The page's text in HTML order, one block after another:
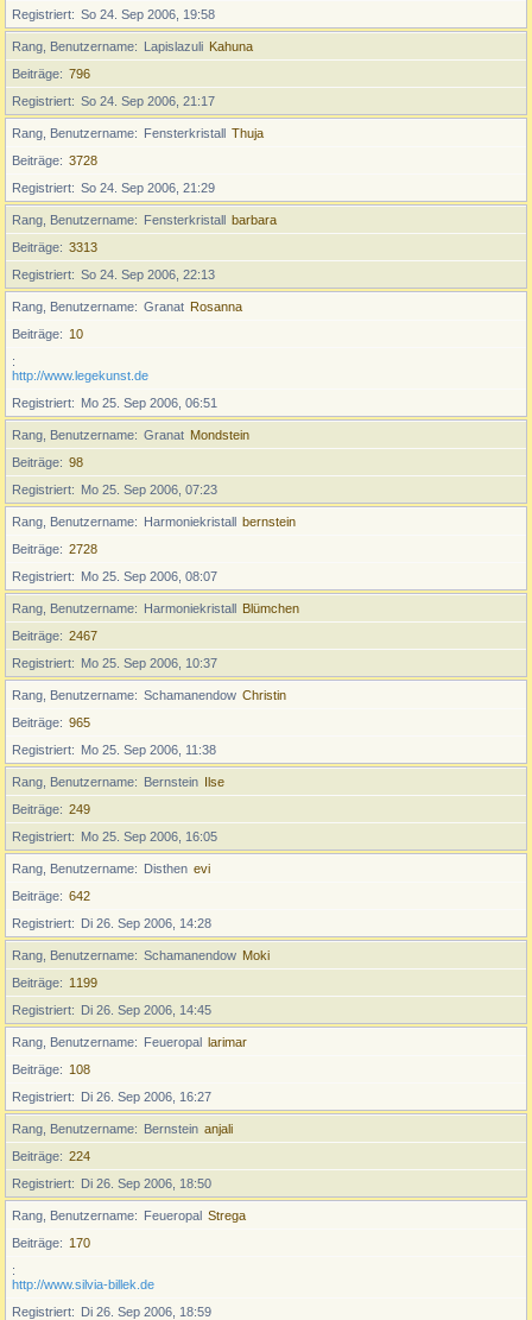
Registriert
So 24. Sep 2006, 19:58
Rang, Benutzername Lapislazuli Kahuna
Beiträge
796
Registriert
So 24. Sep 2006, 21:17
Rang, Benutzername Fensterkristall Thuja
Beiträge
3728
Registriert
So 24. Sep 2006, 21:29
Rang, Benutzername Fensterkristall barbara
Beiträge
3313
Registriert
So 24. Sep 2006, 22:13
Rang, Benutzername Granat Rosanna
Beiträge
10
http://www.legekunst.de
Registriert
Mo 25. Sep 2006, 06:51
Rang, Benutzername Granat Mondstein
Beiträge
98
Registriert
Mo 25. Sep 2006, 07:23
Rang, Benutzername Harmoniekristall bernstein
Beiträge
2728
Registriert
Mo 25. Sep 2006, 08:07
Rang, Benutzername Harmoniekristall Blümchen
Beiträge
2467
Registriert
Mo 25. Sep 2006, 10:37
Rang, Benutzername Schamanendow Christin
Beiträge
965
Registriert
Mo 25. Sep 2006, 11:38
Rang, Benutzername Bernstein Ilse
Beiträge
249
Registriert
Mo 25. Sep 2006, 16:05
Rang, Benutzername Disthen evi
Beiträge
642
Registriert
Di 26. Sep 2006, 14:28
Rang, Benutzername Schamanendow Moki
Beiträge
1199
Registriert
Di 26. Sep 2006, 14:45
Rang, Benutzername Feueropal larimar
Beiträge
108
Registriert
Di 26. Sep 2006, 16:27
Rang, Benutzername Bernstein anjali
Beiträge
224
Registriert
Di 26. Sep 2006, 18:50
Rang, Benutzername Feueropal Strega
Beiträge
170
http://www.silvia-billek.de
Registriert
Di 26. Sep 2006, 18:59